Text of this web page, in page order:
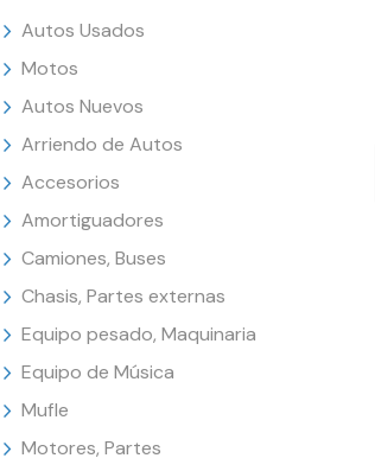
Autos Usados
Motos
Autos Nuevos
Arriendo de Autos
Accesorios
Amortiguadores
Camiones, Buses
Chasis, Partes externas
Equipo pesado, Maquinaria
Equipo de Música
Mufle
Motores, Partes